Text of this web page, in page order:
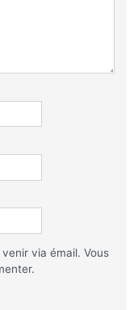
via émail. Vous